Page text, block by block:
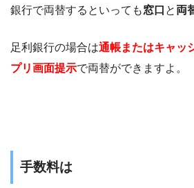
銀行で両替するといっても窓口 と 両
足利銀行の場合は通帳またはキャッ
プリ画面提示で両替ができますよ。
手数料は